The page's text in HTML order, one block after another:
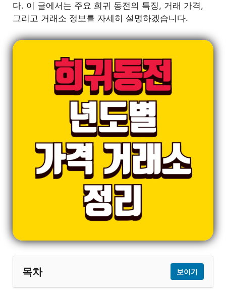
다. 이 글에서는 주요 희귀 동전의 특징, 거래 가격,
그리고 거래소 정보를 자세히 설명하겠습니다.
목차 보이기